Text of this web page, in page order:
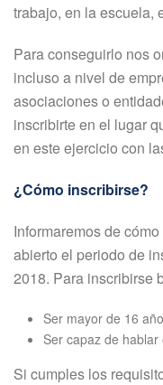
trabajo, en la escuela,
Para conseguirlo nos
incluso a nivel de
asociaciones o
inscribirte en el lugar
en este ejercicio con
¿Cómo inscribirse?
Informaremos de
abierto el periodo de
2018. Para inscribirse
Ser mayor de 16
Ser capaz de
Si cumples los